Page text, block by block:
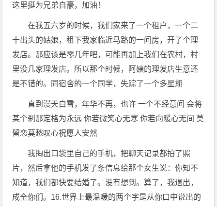
这里挺为兄弟自豪，加油！
在我五六岁的时候，我们家来了一个租户，一个二
十出头的姑娘，租下我家临近马路的一间房，开了个理
发店。那应该是零几年吧，可能再加上我们在农村，村
里没几家理发店。所以那个时候，阿姨的理发店生意还
是不错的。同宿舍的一个同学，失踪了一个多星期
直到漫天白雪，年华不再，也许 一个不经意间 会将
某个刹那定格为永远 你若微笑心无寒 你若向暖心无间 莫
留恋莫愁叹心祝愿人安然
我掏出口袋里自己的手机，把聊天记录都拍了照
片，然后拿他的手机发了条信息给那个女生说：你知不
知道，我们都快要结婚了。没有想到。算了，我退出，
成全你们。16.世界上最温暖的两个字是从你口中说出的